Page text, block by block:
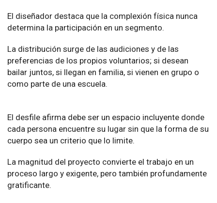
El diseñador destaca que la complexión física nunca
determina la participación en un segmento.
La distribución surge de las audiciones y de las
preferencias de los propios voluntarios; si desean
bailar juntos, si llegan en familia, si vienen en grupo o
como parte de una escuela.
El desfile afirma debe ser un espacio incluyente donde
cada persona encuentre su lugar sin que la forma de su
cuerpo sea un criterio que lo limite.
La magnitud del proyecto convierte el trabajo en un
proceso largo y exigente, pero también profundamente
gratificante.